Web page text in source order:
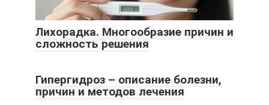
Лихорадка. Многообразие причин и
сложность решения
Гипергидроз – описание болезни,
причин и методов лечения